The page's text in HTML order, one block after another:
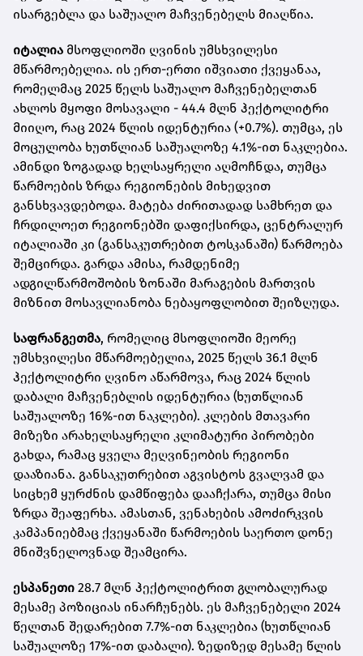
ისარგებლა და საშუალო მაჩვენებელს მიაღწია.
იტალია მსოფლიოში ღვინის უმსხვილესი
მწარმოებელია. ის ერთ-ერთი იშვიათი ქვეყანაა,
რომელმაც 2025 წელს საშუალო მაჩვენებელთან
ახლოს მყოფი მოსავალი - 44.4 მლნ ჰექტოლიტრი
მიიღო, რაც 2024 წლის იდენტურია (+0.7%). თუმცა, ეს
მოცულობა ხუთწლიან საშუალოზე 4.1%-ით ნაკლებია.
ამინდი ზოგადად ხელსაყრელი აღმოჩნდა, თუმცა
წარმოების ზრდა რეგიონების მიხედვით
განსხვავდებოდა. მატება ძირითადად სამხრეთ და
ჩრდილოეთ რეგიონებში დაფიქსირდა, ცენტრალურ
იტალიაში კი (განსაკუთრებით ტოსკანაში) წარმოება
შემცირდა. გარდა ამისა, რამდენიმე
ადგილწარმოშობის ზონაში მარაგების მართვის
მიზნით მოსავლიანობა ნებაყოფლობით შეიზღუდა.
საფრანგეთმა, რომელიც მსოფლიოში მეორე
უმსხვილესი მწარმოებელია, 2025 წელს 36.1 მლნ
ჰექტოლიტრი ღვინო აწარმოვა, რაც 2024 წლის
დაბალი მაჩვენებლის იდენტურია (ხუთწლიან
საშუალოზე 16%-ით ნაკლები). კლების მთავარი
მიზეზი არახელსაყრელი კლიმატური პირობები
გახდა, რამაც ყველა მეღვინეობის რეგიონი
დააზიანა. განსაკუთრებით აგვისტოს გვალვამ და
სიცხემ ყურძნის დამწიფება დააჩქარა, თუმცა მისი
ზრდა შეაფერხა. ამასთან, ვენახების ამოძირკვის
კამპანიებმაც ქვეყანაში წარმოების საერთო დონე
მნიშვნელოვნად შეამცირა.
ესპანეთი 28.7 მლნ ჰექტოლიტრით გლობალურად
მესამე პოზიციას ინარჩუნებს. ეს მაჩვენებელი 2024
წელთან შედარებით 7.7%-ით ნაკლებია (ხუთწლიან
საშუალოზე 17%-ით დაბალი). ზედიზედ მესამე წლის